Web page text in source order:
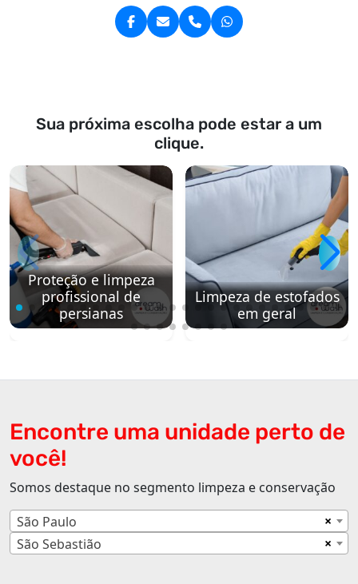
Sua próxima escolha pode estar a um
clique.
Proteção e limpeza
profissional de
persianas
Limpeza de estofados
em geral
Encontre uma unidade perto de
você!
Somos destaque no segmento limpeza e conservação
×
São Paulo
×
São Sebastião